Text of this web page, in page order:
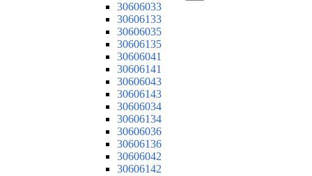
30606033
30606133
30606035
30606135
30606041
30606141
30606043
30606143
30606034
30606134
30606036
30606136
30606042
30606142